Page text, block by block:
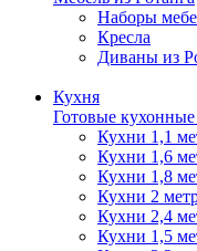
Наборы
Кресла
Диваны из
Кухня
Готовые
Кухни 1,1
Кухни 1,6
Кухни 1,8
Кухни 2
Кухни 2,4
Кухни 1,5